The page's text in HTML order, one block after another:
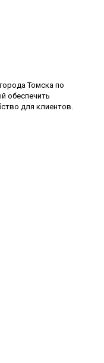
Томска по
обеспечить
для клиентов.